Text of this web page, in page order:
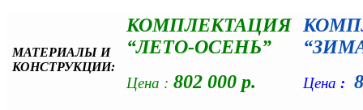
МАТЕРИАЛЫ И
КОНСТРУКЦИИ:
КОМПЛЕКТАЦИЯ
“ЛЕТО-ОСЕНЬ”
Цена : 802 000 р. Цена :